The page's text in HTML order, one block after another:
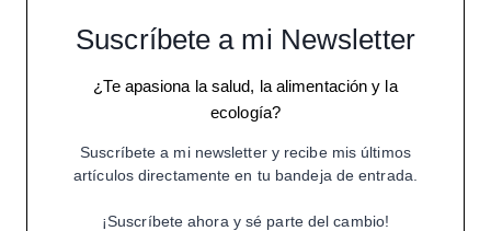
Suscríbete a mi Newsletter
¿Te apasiona la salud, la alimentación y la
ecología?
Suscríbete a mi newsletter y recibe mis últimos
artículos directamente en tu bandeja de entrada.
¡Suscríbete ahora y sé parte del cambio!